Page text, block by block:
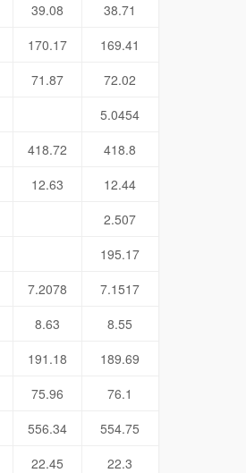
39.08
38.71
170.17
169.41
71.87
72.02
5.0454
418.72
418.8
12.63
12.44
2.507
195.17
7.2078
7.1517
8.63
8.55
191.18
189.69
75.96
76.1
556.34
554.75
22.45
22.3